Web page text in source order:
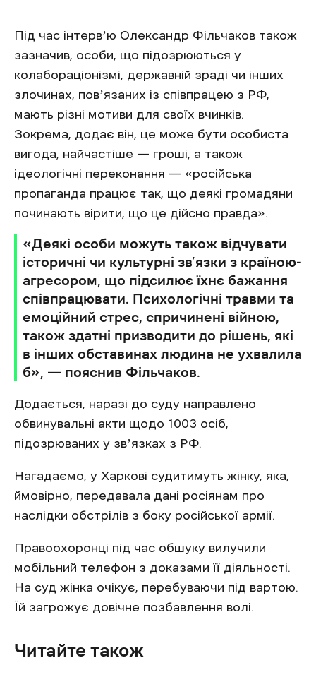
Під час інтервʼю Олександр Фільчаков також
зазначив, особи, що підозрюються у
колабораціонізмі, державній зраді чи інших
злочинах, повʼязаних із співпрацею з РФ,
мають різні мотиви для своїх вчинків.
Зокрема, додає він, це може бути особиста
вигода, найчастіше — гроші, а також
ідеологічні переконання — «російська
пропаганда працює так, що деякі громадяни
починають вірити, що це дійсно правда».
«Деякі особи можуть також відчувати
історичні чи культурні зв’язки з країною-
агресором, що підсилює їхнє бажання
співпрацювати. Психологічні травми та
емоційний стрес, спричинені війною,
також здатні призводити до рішень, які
в інших обставинах людина не ухвалила
б», — пояснив Фільчаков.
Додається, наразі до суду направлено
обвинувальні акти щодо 1003 осіб,
підозрюваних у звʼязках з РФ.
Нагадаємо, у Харкові судитимуть жінку, яка,
ймовірно, передавала дані росіянам про
наслідки обстрілів з боку російської армії.
Правоохоронці під час обшуку вилучили
мобільний телефон з доказами її діяльності.
На суд жінка очікує, перебуваючи під вартою.
Їй загрожує довічне позбавлення волі.
Читайте також